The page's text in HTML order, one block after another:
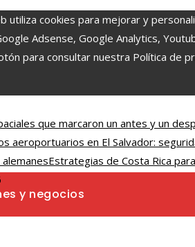
utiliza cookies para mejorar y
Adsense, Google Analytics,
para consultar nuestra Política de
que marcaron un antes y un
aeroportuarios en El Salvador:
Estrategias de Costa Rica
y negocios
tecnología